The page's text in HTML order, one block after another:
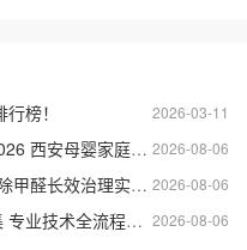
2026-03-11
榜！
2026-08-06
适配的除甲醛公司盘点
2026-08-06
长效治理实用干货
2026-08-06
全流程售后口碑优选